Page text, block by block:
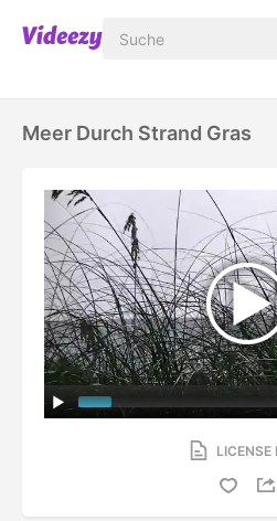
Meer Durch Strand Gras
LICENSE